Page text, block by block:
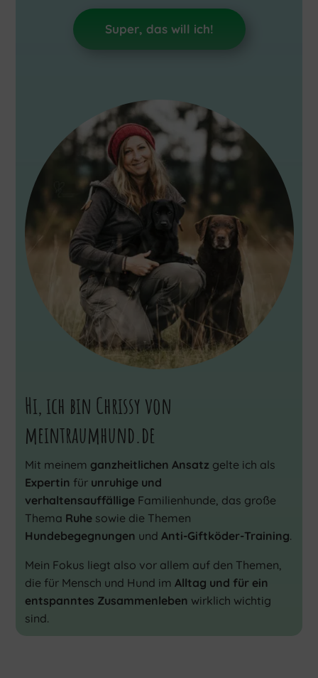
Super, das will ich!
Hi, ich bin Chrissy von
meintraumhund.de
Mit meinem ganzheitlichen Ansatz gelte ich als
Expertin für unruhige und
verhaltensauffälligeFamilienhunde, das große
Thema Ruhesowie die Themen
Hundebegegnungen und Anti-Giftköder-Training.
Mein Fokus liegt also vor allem auf den Themen,
die für Mensch und Hund im Alltag und für ein
entspanntes Zusammenleben wirklich wichtig
sind.